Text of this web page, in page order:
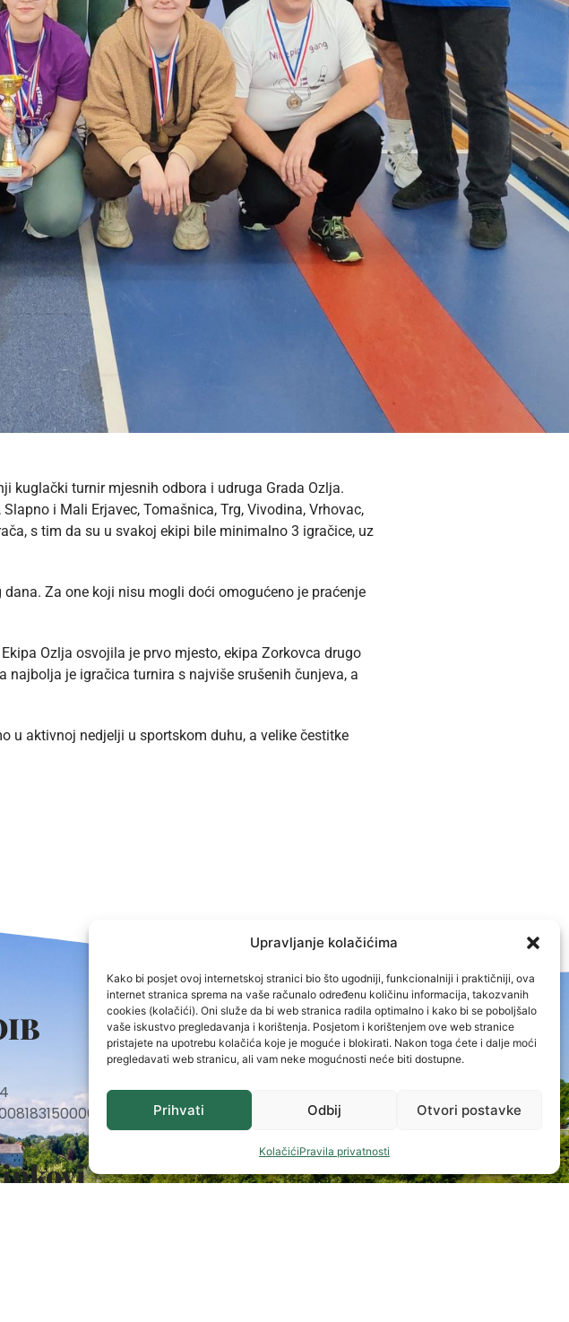
Upravljanje kolačićima
Kako bi posjet ovoj internetskoj stranici bio što ugodniji, funkcionalniji i praktičniji, ova
internet stranica sprema na vaše računalo određenu količinu informacija, takozvanih
cookies (kolačići). Oni služe da bi web stranica radila optimalno i kako bi se poboljšalo
vaše iskustvo pregledavanja i korištenja. Posjetom i korištenjem ove web stranice
pristajete na upotrebu kolačića koje je moguće i blokirati. Nakon toga ćete i dalje moći
pregledavati web stranicu, ali vam neke mogućnosti neće biti dostupne.
Prihvati Odbij Otvori postavke
KolačićiPravila privatnosti
kuglački turnir mjesnih odbora i udruga Grada Ozlja.
i Mali Erjavec, Tomašnica, Trg, Vivodina, Vrhovac,
s tim da su u svakoj ekipi bile minimalno 3 igračice, uz
Za one koji nisu mogli doći omogućeno je praćenje
Ozlja osvojila je prvo mjesto, ekipa Zorkovca drugo
najbolja je igračica turnira s najviše srušenih čunjeva, a
u aktivnoj nedjelji u sportskom duhu, a velike čestitke
(Karlovačka banka)